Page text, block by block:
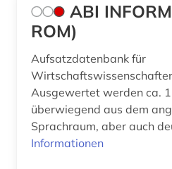
bergbau (4)
bergbaustatistik (2)
bericht (1)
berlin (2)
ABI
ROM)
Aufsatzdatenbank für
Ausgewertet werden ca.
überwiegend aus dem
Sprachraum, aber auch
Informationen